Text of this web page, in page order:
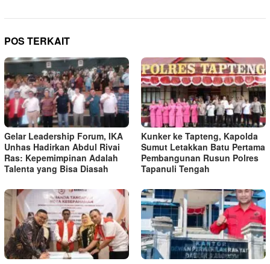
POS TERKAIT
Gelar Leadership Forum, IKA
Unhas Hadirkan Abdul Rivai
Ras: Kepemimpinan Adalah
Talenta yang Bisa Diasah
Kunker ke Tapteng, Kapolda
Sumut Letakkan Batu Pertama
Pembangunan Rusun Polres
Tapanuli Tengah